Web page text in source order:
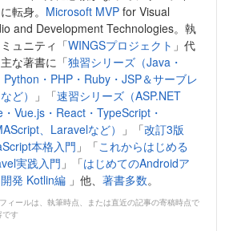
転身。 Microsoft MVP for Visual
and Development Technologies。執
ュニティ「WINGSプロジェクト 」代
な著書に「独習シリーズ（Java・
Python・PHP・Ruby・JSP＆サーブレ
ど）
」「速習シリーズ（ASP.NET
Vue.js・React・TypeScript・
、Laravelなど）
」「改訂3版
本格入門 」「これからはじめる
実践入門 」「はじめてのAndroidア
発 Kotlin編 」他、 著書多数。
ィールは、執筆時点、または直近の記事の寄稿時点で
です